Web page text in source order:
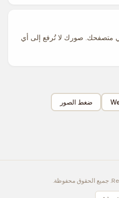
في متصفحك. صورك لا تُرفع إلى أي
ضغط الصور